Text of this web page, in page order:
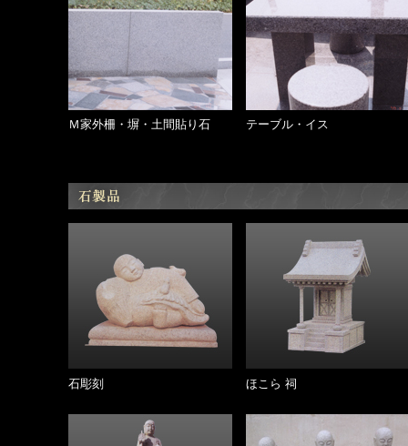
Ｍ家外柵・塀・土間貼り石 テーブル・イス
石彫刻 ほこら 祠